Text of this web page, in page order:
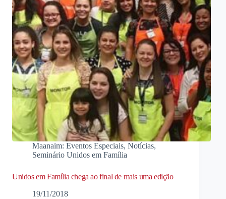
Maanaim: Eventos Especiais, Notícias,
Seminário Unidos em Família
Unidos em Família chega ao final de mais uma edição
19/11/2018